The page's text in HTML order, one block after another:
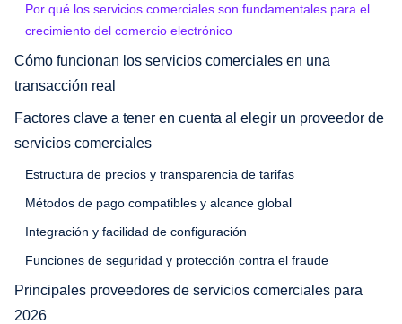
Por qué los servicios comerciales son fundamentales para el
crecimiento del comercio electrónico
Cómo funcionan los servicios comerciales en una
transacción real
Factores clave a tener en cuenta al elegir un proveedor de
servicios comerciales
Estructura de precios y transparencia de tarifas
Métodos de pago compatibles y alcance global
Integración y facilidad de configuración
Funciones de seguridad y protección contra el fraude
Principales proveedores de servicios comerciales para
2026